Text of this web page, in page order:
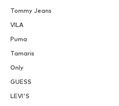
Tommy Jeans
VILA
Puma
Tamaris
Only
GUESS
LEVI'S